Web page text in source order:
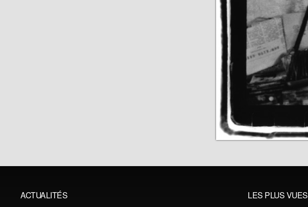
ACTUALITÉS LES PLUS VUES